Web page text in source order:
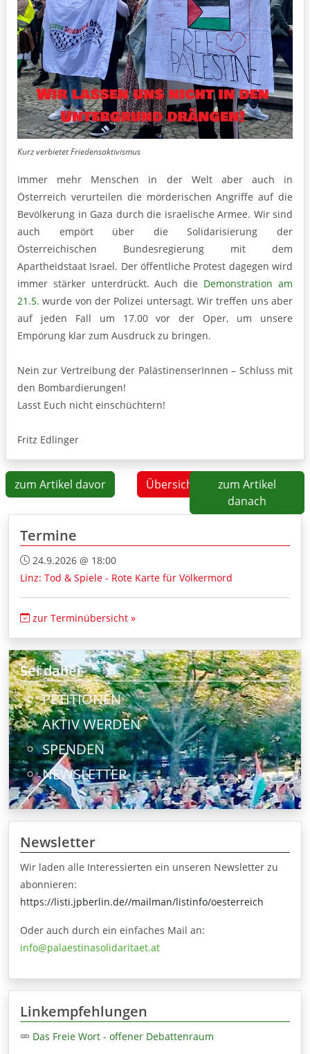
Kurz verbietet Friedensaktivismus
Immer mehr Menschen in der Welt aber auch in
Österreich verurteilen die mörderischen Angriffe auf die
Bevölkerung in Gaza durch die israelische Armee. Wir sind
auch empört über die Solidarisierung der
Österreichischen Bundesregierung mit dem
Apartheidstaat Israel. Der öffentliche Protest dagegen wird
immer stärker unterdrückt. Auch die Demonstration am
21.5. wurde von der Polizei untersagt. Wir treffen uns aber
auf jeden Fall um 17.00 vor der Oper, um unsere
Empörung klar zum Ausdruck zu bringen.
Nein zur Vertreibung der PalästinenserInnen – Schluss mit
den Bombardierungen!
Lasst Euch nicht einschüchtern!
Fritz Edlinger
zum Artikel davor Übersicht
zum Artikel
danach
Termine
24.9.2026 @ 18:00
Linz: Tod & Spiele - Rote Karte für Völkermord
zur Terminübersicht »
Sei dabei
PETITIONEN
AKTIV WERDEN
SPENDEN
NEWSLETTER
Newsletter
Wir laden alle Interessierten ein unseren Newsletter zu
abonnieren:
https://listi.jpberlin.de//mailman/listinfo/oesterreich
Oder auch durch ein einfaches Mail an:
info@palaestinasolidaritaet.at
Linkempfehlungen
Das Freie Wort - offener Debattenraum